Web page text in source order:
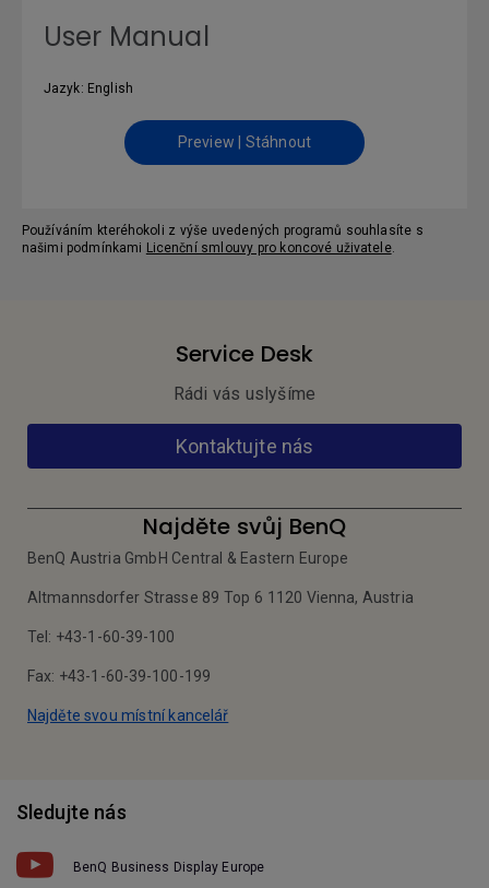
User Manual
Jazyk: English
Preview | Stáhnout
Používáním kteréhokoli z výše uvedených programů souhlasíte s
našimi podmínkami Licenční smlouvy pro koncové uživatele.
Service Desk
Rádi vás uslyšíme
Kontaktujte nás
Najděte svůj BenQ
BenQ Austria GmbH Central & Eastern Europe
Altmannsdorfer Strasse 89 Top 6 1120 Vienna, Austria
Tel: +43-1-60-39-100
Fax: +43-1-60-39-100-199
Najděte svou místní kancelář
Sledujte nás
BenQ Business Display Europe